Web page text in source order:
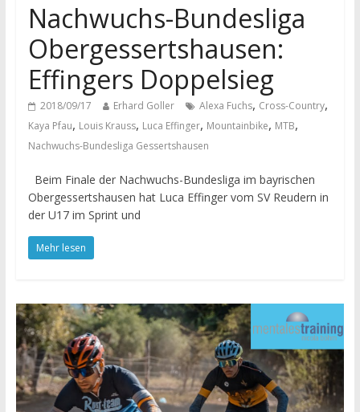
Nachwuchs-Bundesliga
Obergessertshausen:
Effingers Doppelsieg
2018/09/17 Erhard Goller Alexa Fuchs, Cross-Country,
Kaya Pfau, Louis Krauss, Luca Effinger, Mountainbike, MTB,
Nachwuchs-Bundesliga Gessertshausen
Beim Finale der Nachwuchs-Bundesliga im bayrischen
Obergessertshausen hat Luca Effinger vom SV Reudern in
der U17 im Sprint und
Mehr lesen